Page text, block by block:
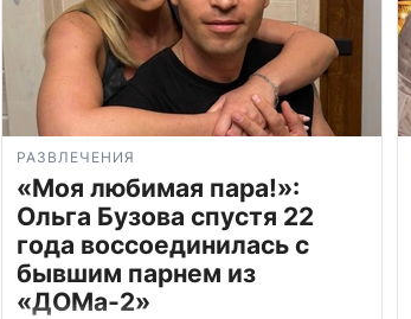
РАЗВЛЕЧЕНИЯ
«Моя любимая пара!»:
Ольга Бузова спустя 22
года воссоединилась с
бывшим парнем из
«ДОМа-2»